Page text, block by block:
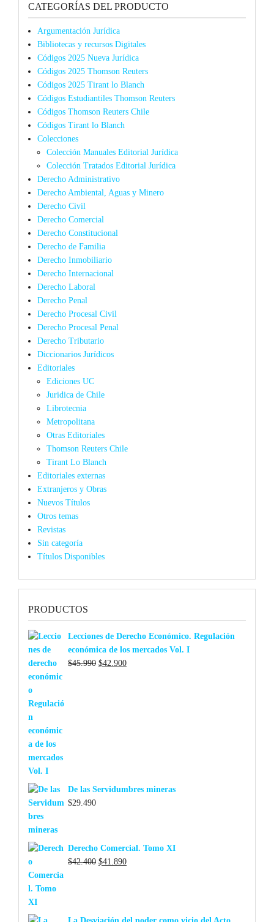
CATEGORÍAS DEL PRODUCTO
Argumentación Jurídica
Bibliotecas y recursos Digitales
Códigos 2025 Nueva Jurídica
Códigos 2025 Thomson Reuters
Códigos 2025 Tirant lo Blanch
Códigos Estudiantiles Thomson Reuters
Códigos Thomson Reuters Chile
Códigos Tirant lo Blanch
Colecciones
Colección Manuales Editorial Jurídica
Colección Tratados Editorial Jurídica
Derecho Administrativo
Derecho Ambiental, Aguas y Minero
Derecho Civil
Derecho Comercial
Derecho Constitucional
Derecho de Familia
Derecho Inmobiliario
Derecho Internacional
Derecho Laboral
Derecho Penal
Derecho Procesal Civil
Derecho Procesal Penal
Derecho Tributario
Diccionarios Jurídicos
Editoriales
Ediciones UC
Juridica de Chile
Librotecnia
Metropolitana
Otras Editoriales
Thomson Reuters Chile
Tirant Lo Blanch
Editoriales externas
Extranjeros y Obras
Nuevos Títulos
Otros temas
Revistas
Sin categoría
Títulos Disponibles
PRODUCTOS
Lecciones de Derecho Económico. Regulación
económica de los mercados Vol. I
$45.990 El
$42.900El
De las Servidumbres mineras
$29.490
Derecho Comercial. Tomo XI
$42.400 El
$41.890El